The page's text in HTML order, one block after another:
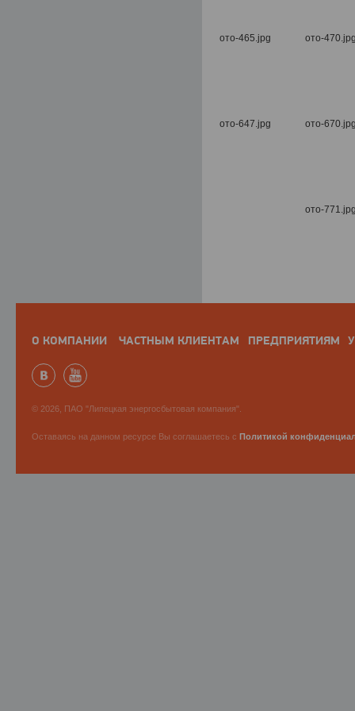
О КОМПАНИИ ЧАСТНЫМ КЛИЕНТАМ ПРЕДПРИЯТИЯМ
© 2026, ПАО "Липецкая энергосбытовая компания".
Оставаясь на данном ресурсе Вы соглашаетесь с Политикой